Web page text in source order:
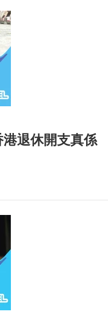
退休開支真係